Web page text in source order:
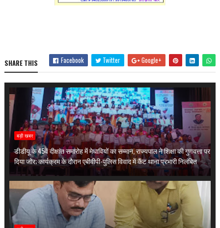
SHARE THIS Facebook Twitter Google+
बड़ी खबर
डीडीयू के 45वें दीक्षांत समारोह में मेधावियों का सम्मान, राज्यपाल ने शिक्षा की गुणवत्ता पर
दिया जोर; कार्यक्रम के दौरान एबीवीपी-पुलिस विवाद में कैंट थाना प्रभारी निलंबित